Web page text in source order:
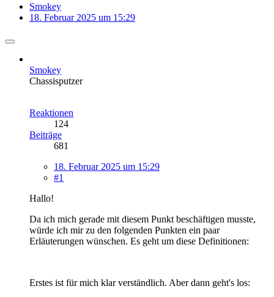
Smokey
18. Februar 2025 um 15:29
Smokey
Chassisputzer
Reaktionen
124
Beiträge
681
18. Februar 2025 um 15:29
#1
Hallo!
Da ich mich gerade mit diesem Punkt beschäftigen musste,
würde ich mir zu den folgenden Punkten ein paar
Erläuterungen wünschen. Es geht um diese Definitionen:
Erstes ist für mich klar verständlich. Aber dann geht's los: